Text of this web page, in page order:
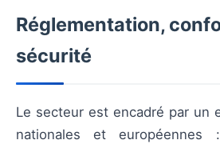
Réglementation,
sécurité
Le secteur est encadré par un
nationales et